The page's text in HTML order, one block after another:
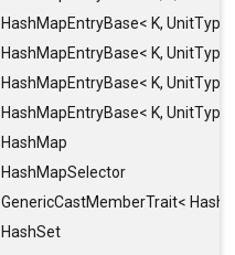
HashMapEntryBase< K, UnitType,
HashMapEntryBase< K, UnitType,
HashMapEntryBase< K, UnitType,
HashMapEntryBase< K, UnitType,
HashMap
HashMapSelector
GenericCastMemberTrait<
HashSet